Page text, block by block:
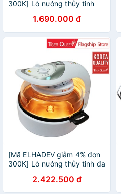
300K] Lò nướng thủy tinh
1.690.000 đ
[Mã ELHADEV giảm 4% đơn
300K] Lò nướng thủy tinh đa
MO-02MHG (12.0L) - Hàng
chính hãng
2.422.500 đ